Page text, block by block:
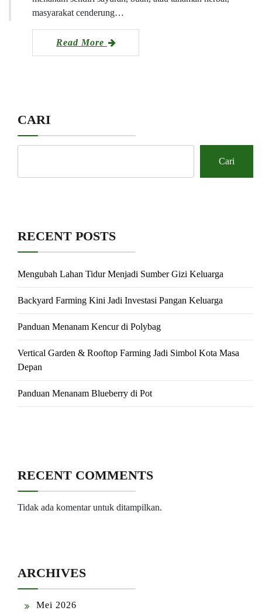
masyarakat cenderung…
Read More
CARI
Cari
RECENT POSTS
Mengubah Lahan Tidur Menjadi Sumber Gizi Keluarga
Backyard Farming Kini Jadi Investasi Pangan Keluarga
Panduan Menanam Kencur di Polybag
Vertical Garden & Rooftop Farming Jadi Simbol Kota Masa
Depan
Panduan Menanam Blueberry di Pot
RECENT COMMENTS
Tidak ada komentar untuk ditampilkan.
ARCHIVES
Mei 2026